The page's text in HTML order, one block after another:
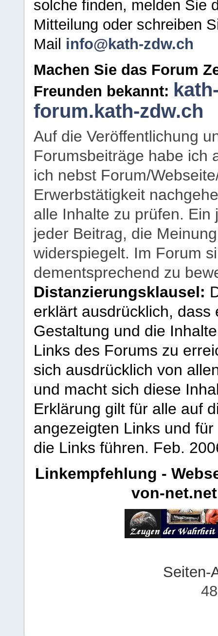
solche finden, melden Sie
Mitteilung oder schreiben
Mail info@kath-zdw.ch
Machen Sie das Forum
Freunden bekannt:
forum.kath-zdw.ch
Auf die Veröffentlichung
Forumsbeiträge habe ich
ich nebst Forum/
Erwerbstätigkeit
alle Inhalte zu prüfen.
jeder Beitrag, die
widerspiegelt. Im Forum
dementsprechend zu
Distanzierungsklausel:
erklärt ausdrücklich,
Gestaltung und die
Links des Forums zu
sich ausdrücklich von
und macht sich diese
Erklärung gilt für alle auf
angezeigten Links und
die Links führen. Feb.
Linkempfehlung -
von-net.net
Seiten-